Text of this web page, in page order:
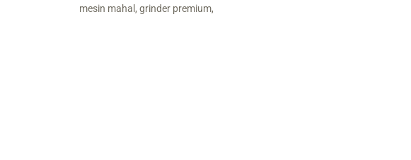
mesin mahal, grinder premium,